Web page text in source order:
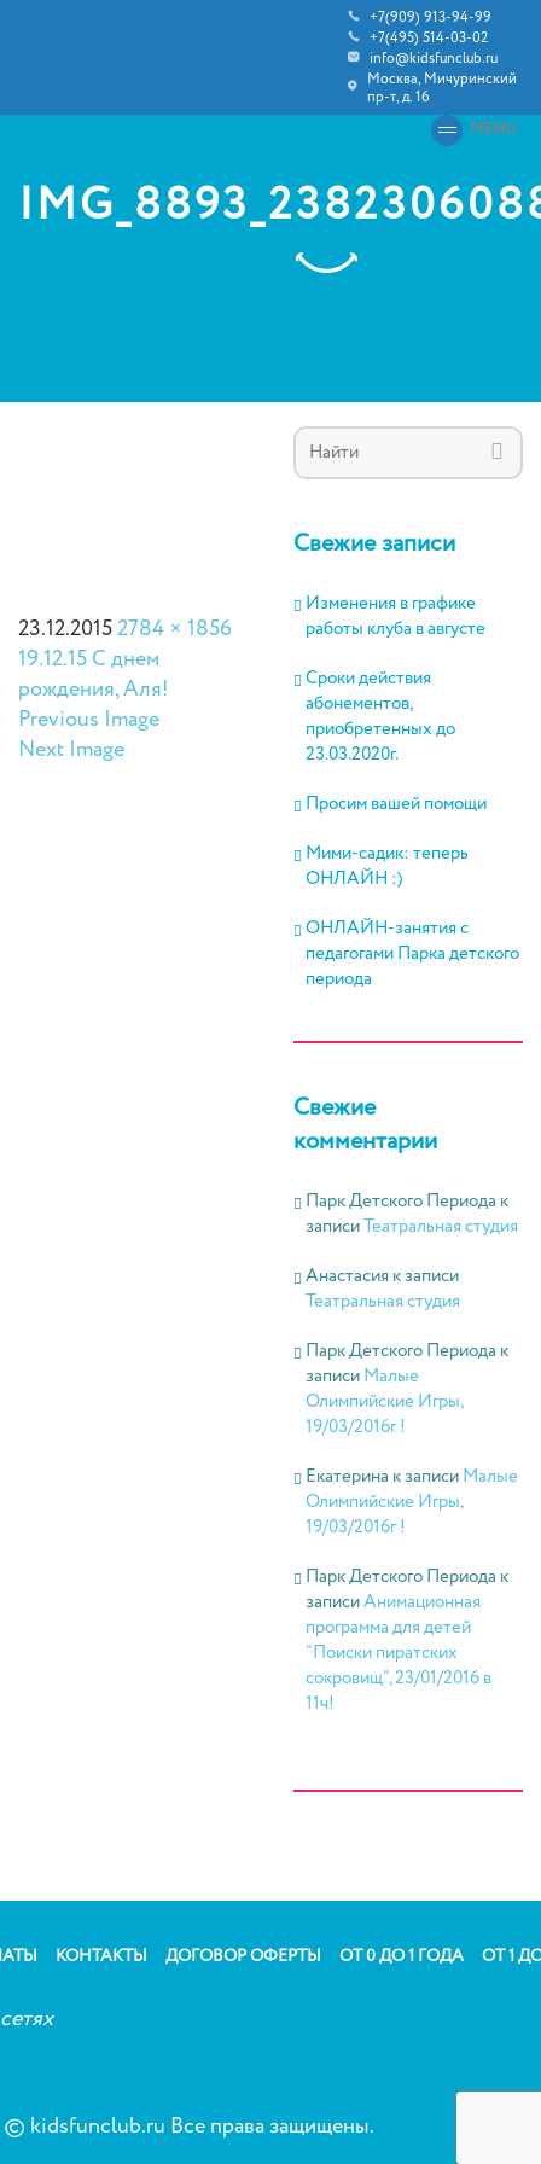
+7(909) 913-94-99
+7(495) 514-03-02
info@kidsfunclub.ru
Москва, Мичуринский
пр-т, д. 16
MENU
23.12.20152784 × 1856
19.12.15 С днем
рождения, Аля!
Previous Image
Next Image
Свежие записи
Изменения в графике
работы клуба в августе
Сроки действия
абонементов,
приобретенных до
23.03.2020г.
Просим вашей помощи
Мими-садик: теперь
ОНЛАЙН :)
ОНЛАЙН-занятия с
педагогами Парка детского
периода
Свежие
комментарии
Парк Детского Периода к
записиТеатральная студия
Анастасияк записи
Театральная студия
Парк Детского Периода к
записиМалые
Олимпийские Игры,
19/03/2016г !
Екатерина к записиМалые
Олимпийские Игры,
19/03/2016г !
Парк Детского Периода к
записиАнимационная
программа для детей
“Поиски пиратских
сокровищ”, 23/01/2016 в
11ч!
КОНТАКТЫ ДОГОВОР ОФЕРТЫ ОТ 0 ДО 1 ГОДА ОТ 1
© kidsfunclub.ru Все права защищены.